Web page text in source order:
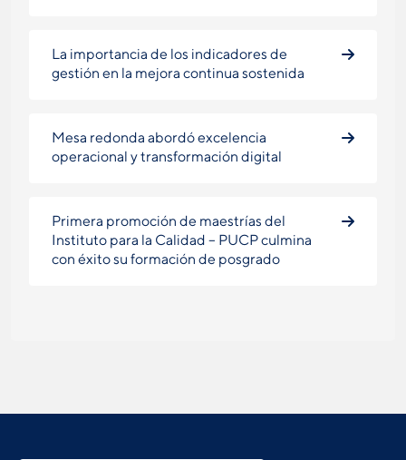
La importancia de los indicadores de
gestión en la mejora continua sostenida
Mesa redonda abordó excelencia
operacional y transformación digital
Primera promoción de maestrías del
Instituto para la Calidad – PUCP culmina
con éxito su formación de posgrado